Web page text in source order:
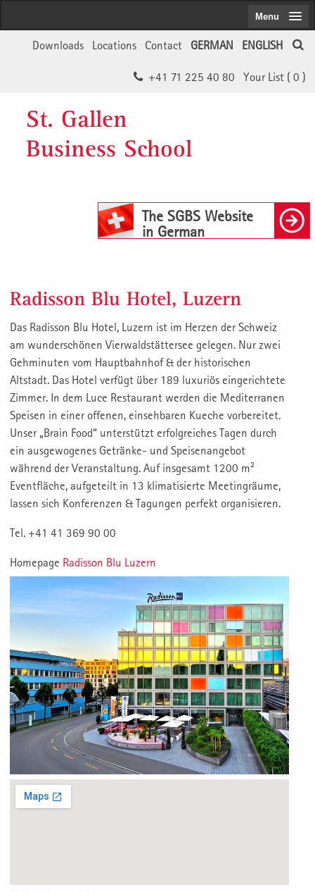
ENGLISH
GERMAN
Contact
Locations
Downloads
Your List ( 0 )
+41 71 225 40 80
St. Gallen
Business School
The SGBS Website
in German
Menu
Radisson Blu Hotel, Luzern
Das Radisson Blu Hotel, Luzern ist im Herzen der Schweiz
am wunderschönen Vierwaldstättersee gelegen. Nur zwei
Gehminuten vom Hauptbahnhof & der historischen
Altstadt. Das Hotel verfügt über 189 luxuriös eingerichtete
Zimmer. In dem Luce Restaurant werden die Mediterranen
Speisen in einer offenen, einsehbaren Kueche vorbereitet.
Unser „Brain Food“ unterstützt erfolgreiches Tagen durch
ein ausgewogenes Getränke- und Speisenangebot
während der Veranstaltung. Auf insgesamt 1200 m²
Eventfläche, aufgeteilt in 13 klimatisierte Meetingräume,
lassen sich Konferenzen & Tagungen perfekt organisieren.
Tel. +41 41 369 90 00
Homepage Radisson Blu Luzern